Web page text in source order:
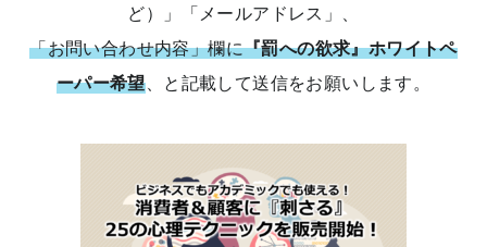
ど）」「メールアドレス」、
「お問い合わせ内容」欄に『罰への欲求』ホワイトペ
ーパー希望、と記載して送信をお願いします。